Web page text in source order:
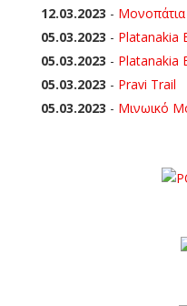
12.03.2023 -
05.03.2023 - Platanakia
05.03.2023 - Platanakia
05.03.2023 - Pravi Trail
05.03.2023 - Μινωικό